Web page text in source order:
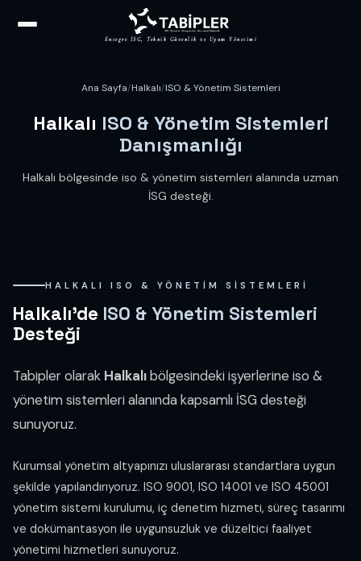
Entegre İSG, Teknik Güvenlik ve Uyum Yönetimi
Ana Sayfa/Halkalı/ISO & Yönetim Sistemleri
Halkalı ISO & Yönetim Sistemleri
Danışmanlığı
Halkalı bölgesinde iso & yönetim sistemleri alanında uzman
İSG desteği.
HALKALI ISO & YÖNETIM SISTEMLERI
Halkalı'de ISO & Yönetim Sistemleri
Desteği
Tabipler olarak Halkalıbölgesindeki işyerlerine iso &
yönetim sistemleri alanında kapsamlı İSG desteği
sunuyoruz.
Kurumsal yönetim altyapınızı uluslararası standartlara uygun
şekilde yapılandırıyoruz. ISO 9001, ISO 14001 ve ISO 45001
yönetim sistemi kurulumu, iç denetim hizmeti, süreç tasarımı
ve dokümantasyon ile uygunsuzluk ve düzeltici faaliyet
yönetimi hizmetleri sunuyoruz.